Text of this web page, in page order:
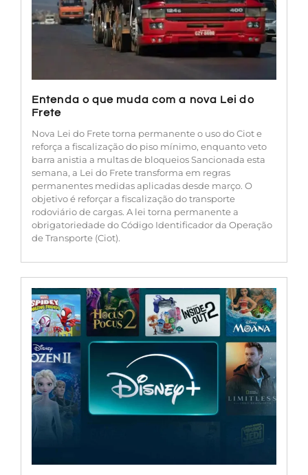
Entenda o que muda com a nova Lei do
Frete
Nova Lei do Frete torna permanente o uso do Ciot e
reforça a fiscalização do piso mínimo, enquanto veto
barra anistia a multas de bloqueios Sancionada esta
semana, a Lei do Frete transforma em regras
permanentes medidas aplicadas desde março. O
objetivo é reforçar a fiscalização do transporte
rodoviário de cargas. A lei torna permanente a
obrigatoriedade do Código Identificador da Operação
de Transporte (Ciot).